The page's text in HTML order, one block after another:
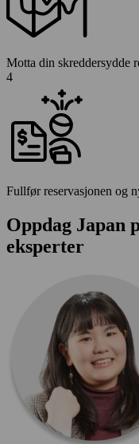
Motta din skreddersydde
4
Fullfør reservasjonen og
Oppdag Japan
eksperter